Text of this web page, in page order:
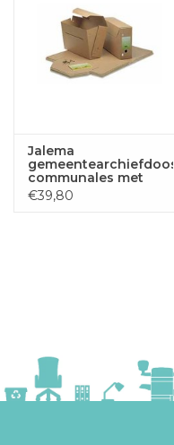
Jalema
gemeentearchiefdoos
communales met
JalemaClip
€39,80